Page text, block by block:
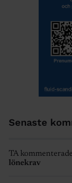
Senaste
TA kommenterade
lönekrav